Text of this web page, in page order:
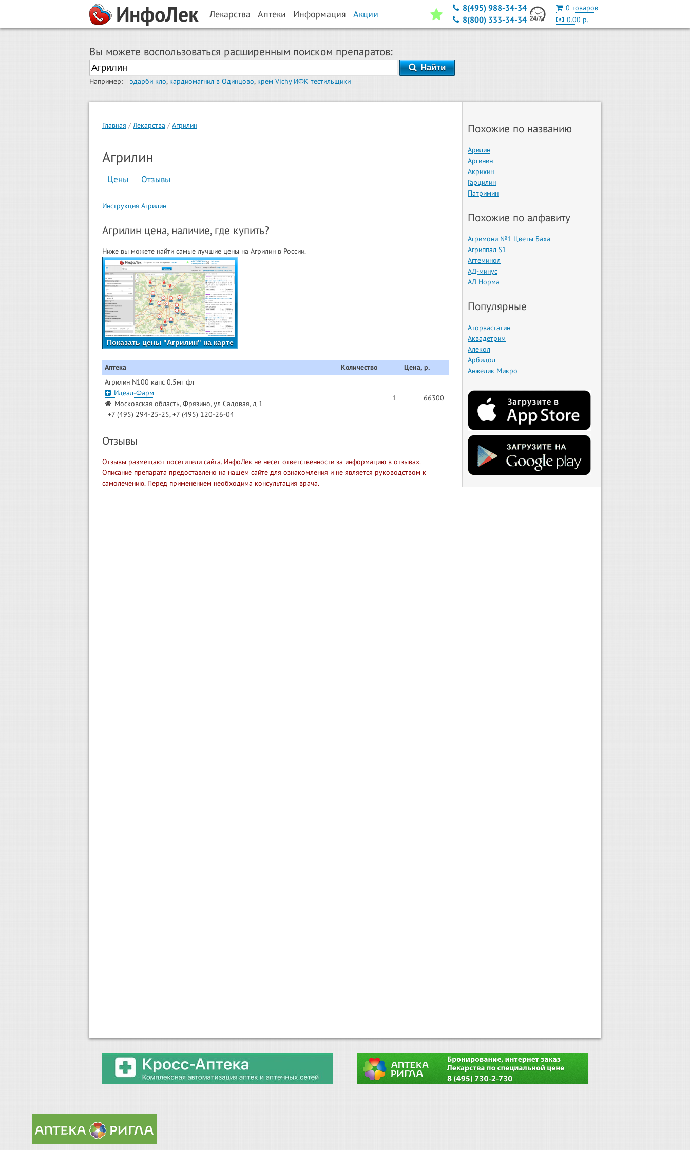
ИнфоЛек Лекарства Аптеки Информация Акции
0 товаров
0.00 р.
8(495) 988-34-34
8(800) 333-34-34
Вы можете воспользоваться расширенным поиском препаратов:
Найти
Например: эдарби кло, кардиомагнил в Одинцово, крем Vichy ИФК тестильщики
Главная Лекарства Агрилин
Агрилин
Цены Отзывы
Инструкция Агрилин
Агрилин цена, наличие, где купить?
Ниже вы можете найти самые лучшие цены на Агрилин в России.
Показать цены "Агрилин" на карте
Аптека Количество
Цена, р.
Агрилин N100 капс 0.5мг фл
Идеал-Фарм
Московская область, Фрязино, ул Садовая, д 1
+7 (495) 294-25-25, +7 (495) 120-26-04
1 66300
Отзывы
Отзывы размещают посетители сайта. ИнфоЛек не несет ответственности за информацию в отзывах.
Описание препарата предоставлено на нашем сайте для ознакомления и не является руководством к
самолечению. Перед применением необходима консультация врача.
Похожие по названию
Арилин
Аргинин
Акрихин
Гарцилин
Патримин
Похожие по алфавиту
Агримони №1 Цветы Баха
Агриппал S1
Агтеминол
АД-минус
АД Норма
Популярные
Аторвастатин
Аквадетрим
Алекол
Арбидол
Анжелик Микро